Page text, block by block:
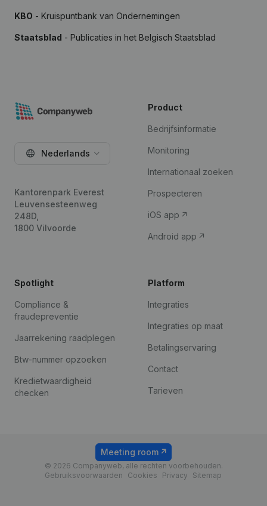
KBO - Kruispuntbank van Ondernemingen
Staatsblad - Publicaties in het Belgisch Staatsblad
Nederlands
Kantorenpark Everest
Leuvensesteenweg
248D,
1800 Vilvoorde
Product
Bedrijfsinformatie
Monitoring
Internationaal zoeken
Prospecteren
iOS app
Android app
Spotlight
Compliance &
fraudepreventie
Jaarrekening raadplegen
Btw-nummer opzoeken
Kredietwaardigheid
checken
Platform
Integraties
Integraties op maat
Betalingservaring
Contact
Tarieven
© 2026 Companyweb, alle rechten voorbehouden.
Gebruiksvoorwaarden
Cookies Privacy Sitemap
Meeting room